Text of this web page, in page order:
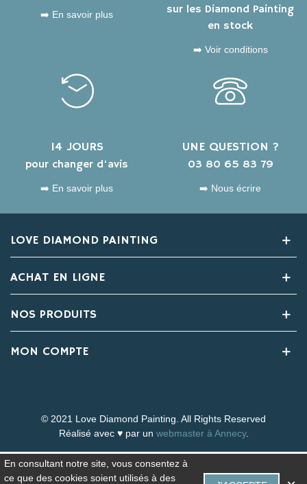
➡️ En savoir plus
sur les Diamond Painting
en stock
➡️ Voir conditions
14 JOURS
pour changer d'avis
➡️ En savoir plus
UNE QUESTION ?
03 80 65 83 79
➡️ Nous écrire
LOVE DIAMOND PAINTING
ACHAT EN LIGNE
NOS PRODUITS
MON COMPTE
© 2021 Love Diamond Painting. All Rights Reserved
Réalisé avec ♥ par un webmaster à Annecy.
En consultant notre site, vous consentez à
ce que des cookies soient utilisés à des